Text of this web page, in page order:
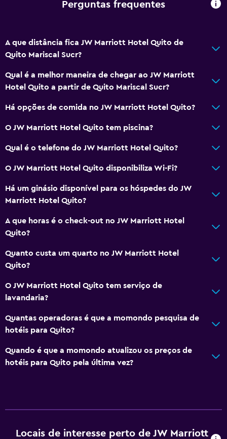
Perguntas frequentes
A que distância fica JW Marriott Hotel Quito de
Quito Mariscal Sucr?
Qual é a melhor maneira de chegar ao JW Marriott
Hotel Quito a partir de Quito Mariscal Sucr?
Há opções de comida no JW Marriott Hotel Quito?
O JW Marriott Hotel Quito tem piscina?
Qual é o telefone do JW Marriott Hotel Quito?
O JW Marriott Hotel Quito disponibiliza Wi-Fi?
Há um ginásio disponível para os hóspedes do JW
Marriott Hotel Quito?
A que horas é o check-out no JW Marriott Hotel
Quito?
Quanto custa um quarto no JW Marriott Hotel
Quito?
O JW Marriott Hotel Quito tem serviço de
lavandaria?
Quantas operadoras é que a momondo pesquisa de
hotéis para Quito?
Quando é que a momondo atualizou os preços de
hotéis para Quito pela última vez?
Locais de interesse perto de JW Marriott